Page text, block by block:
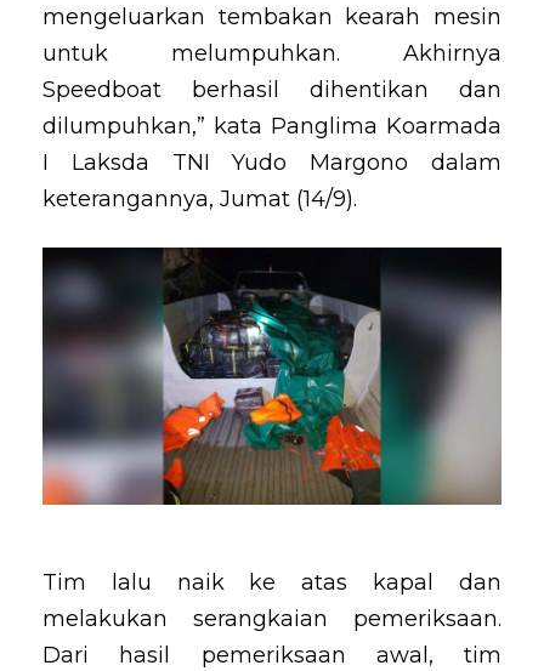
mengeluarkan tembakan kearah mesin
untuk melumpuhkan. Akhirnya
Speedboat berhasil dihentikan dan
dilumpuhkan,” kata Panglima Koarmada
I Laksda TNI Yudo Margono dalam
keterangannya, Jumat (14/9).
Tim lalu naik ke atas kapal dan
melakukan serangkaian pemeriksaan.
Dari hasil pemeriksaan awal, tim